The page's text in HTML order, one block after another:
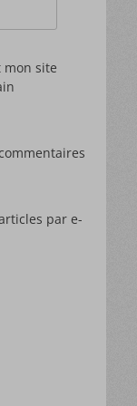
mon site
par e-